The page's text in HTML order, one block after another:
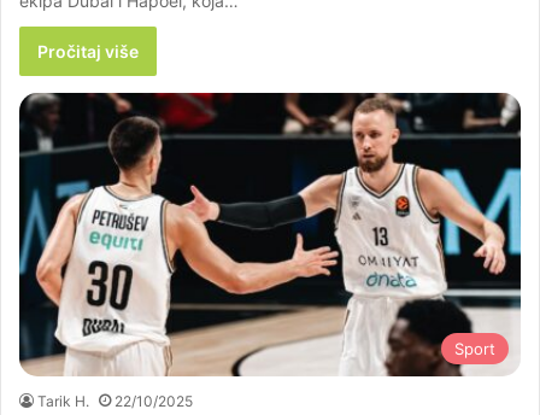
Pročitaj više
Sport
Tarik H. 22/10/2025